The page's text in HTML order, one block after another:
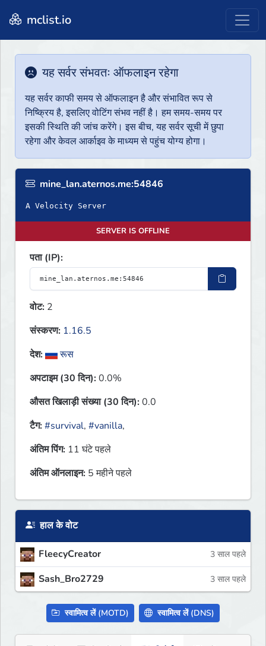
mclist.io
यह सर्वर संभवतः ऑफलाइन रहेगा
यह सर्वर काफी समय से ऑफलाइन है और संभावित रूप से
निष्क्रिय है, इसलिए वोटिंग संभव नहीं है। हम समय-समय पर
इसकी स्थिति की जांच करेंगे। इस बीच, यह सर्वर सूची में छुपा
रहेगा और केवल आर्काइव के माध्यम से पहुंच योग्य होगा।
mine_lan.aternos.me:54846
A Velocity Server
SERVER IS OFFLINE
पता (IP):
वोट: 2
संस्करण: 1.16.5
देश:
रूस
अपटाइम (30 दिन):0.0%
औसत खिलाड़ी संख्या (30 दिन):0.0
टैग:#survival, #vanilla,
अंतिम पिंग: 11 घंटे पहले
अंतिम ऑनलाइन: 5 महीने पहले
हाल के वोट
FleecyCreator 3 साल पहले
Sash_Bro2729 3 साल पहले
स्वामित्व लें (MOTD) स्वामित्व लें (DNS)